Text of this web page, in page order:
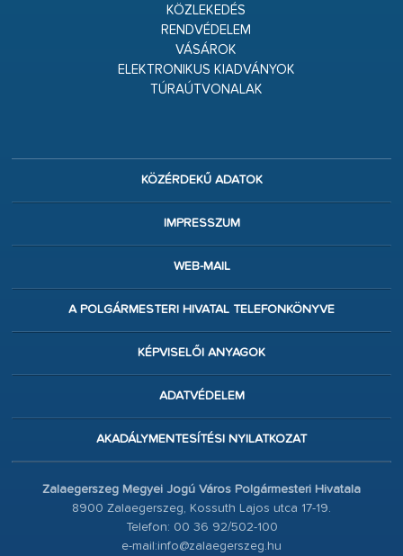
KÖZLEKEDÉS
RENDVÉDELEM
VÁSÁROK
ELEKTRONIKUS KIADVÁNYOK
TÚRAÚTVONALAK
KÖZÉRDEKŰ ADATOK
IMPRESSZUM
WEB-MAIL
A POLGÁRMESTERI HIVATAL TELEFONKÖNYVE
KÉPVISELŐI ANYAGOK
ADATVÉDELEM
AKADÁLYMENTESÍTÉSI NYILATKOZAT
Zalaegerszeg Megyei Jogú Város Polgármesteri Hivatala
8900 Zalaegerszeg, Kossuth Lajos utca 17-19.
Telefon: 00 36 92/502-100
e-mail:info@zalaegerszeg.hu